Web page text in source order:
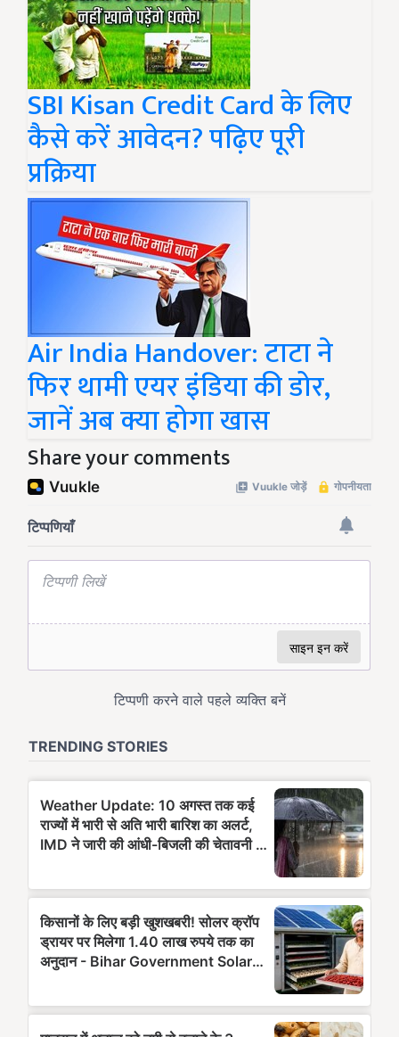
SBI Kisan Credit Card के लिए
कैसे करें आवेदन? पढ़िए पूरी
प्रक्रिया
Air India Handover: टाटा ने
फिर थामी एयर इंडिया की डोर,
जानें अब क्या होगा खास
Share your comments